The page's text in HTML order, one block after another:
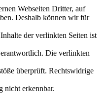
Webseiten Dritter, auf
Deshalb können wir für
der verlinkten Seiten ist
Die verlinkten
überprüft. Rechtswidrige
nicht erkennbar.